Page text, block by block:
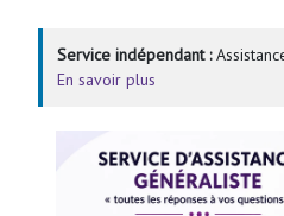
Service indépendant :
En savoir plus